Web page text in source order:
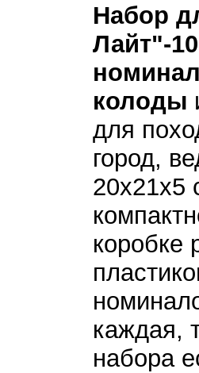
Набор
Лайт"-
колоды
для
город,
20х21х5
коробке
каждая,
набора